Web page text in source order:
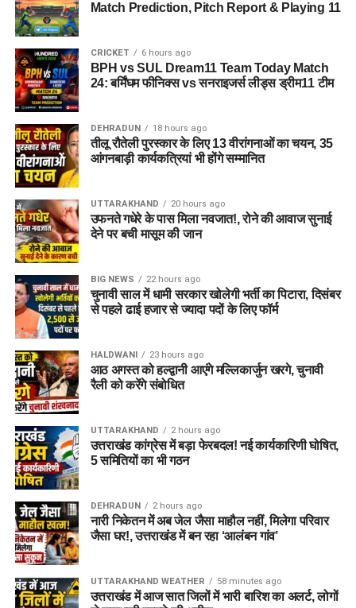
Match Prediction, Pitch Report & Playing 11
CRICKET 6 hours ago
BPH vs SUL Dream11 Team Today Match
24: बर्मिंघम फीनिक्स vs सनराइजर्स लीड्स ड्रीम11 टीम
DEHRADUN 18 hours ago
तीलू रौतेली पुरस्कार के लिए 13 वीरांगनाओं का चयन, 35
आंगनबाड़ी कार्यकत्रियां भी होंगे सम्मानित
UTTARAKHAND 20 hours ago
उफनते गधेरे के पास मिला नवजात!, रोने की आवाज सुनाई
देने पर बची मासूम की जान
BIG NEWS 22 hours ago
चुनावी साल में धामी सरकार खोलेगी भर्ती का पिटारा, दिसंबर
से पहले ढाई हजार से ज्यादा पदों के लिए फॉर्म
HALDWANI 23 hours ago
आठ अगस्त को हल्द्वानी आएंगे मल्लिकार्जुन खरगे, चुनावी
रैली को करेंगे संबोधित
UTTARAKHAND 2 hours ago
उत्तराखंड कांग्रेस में बड़ा फेरबदल! नई कार्यकारिणी घोषित,
5 समितियों का भी गठन
DEHRADUN 2 hours ago
नारी निकेतन में अब जेल जैसा माहौल नहीं, मिलेगा परिवार
जैसा घर!, उत्तराखंड में बन रहा ‘आलंबन गांव’
UTTARAKHAND WEATHER 58 minutes ago
उत्तराखंड में आज सात जिलों में भारी बारिश का अलर्ट, लोगों